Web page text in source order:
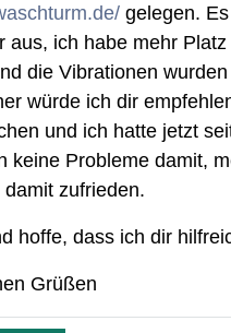
gelegen.
aus, ich habe mehr Platz
die Vibrationen
würde ich dir
und ich hatte jetzt
keine Probleme damit,
zufrieden.
hoffe, dass ich dir
Grüßen